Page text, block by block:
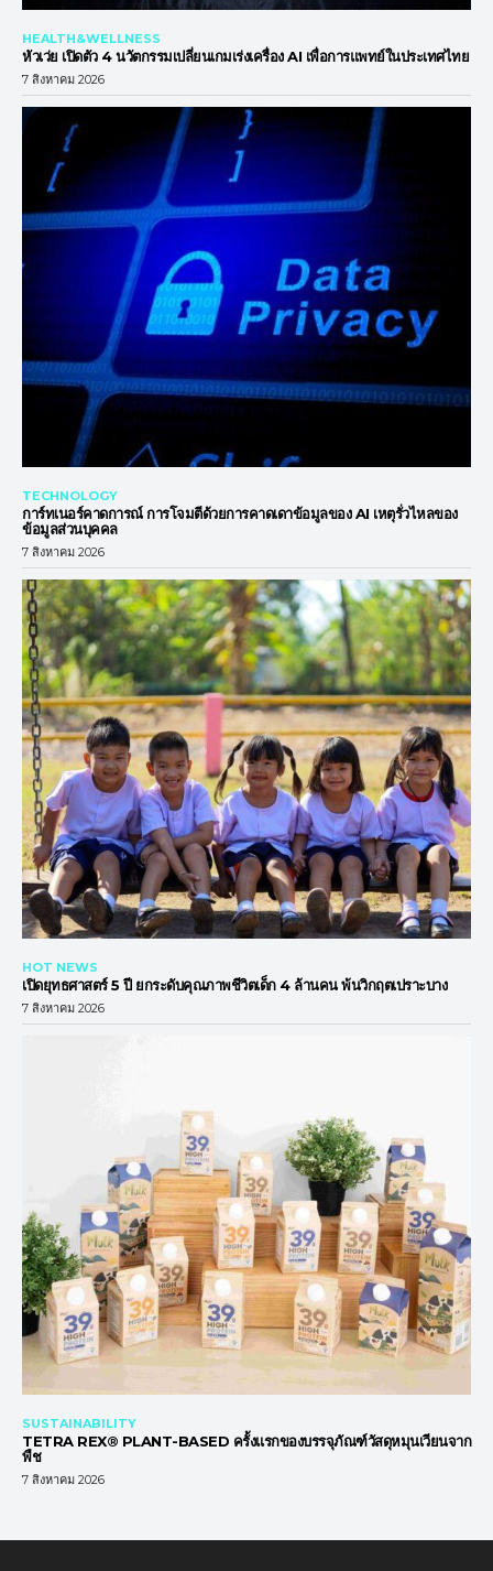
HEALTH&WELLNESS
หัวเว่ย เปิดตัว 4 นวัตกรรมเปลี่ยนเกมเร่งเครื่อง AI เพื่อการแพทย์ในประเทศไทย
7 สิงหาคม 2026
TECHNOLOGY
การ์ทเนอร์คาดการณ์ การโจมตีด้วยการคาดเดาข้อมูลของ AI เหตุรั่วไหลของ
ข้อมูลส่วนบุคคล
7 สิงหาคม 2026
HOT NEWS
เปิดยุทธศาสตร์ 5 ปี ยกระดับคุณภาพชีวิตเด็ก 4 ล้านคน พ้นวิกฤตเปราะบาง
7 สิงหาคม 2026
SUSTAINABILITY
TETRA REX® PLANT-BASED ครั้งแรกของบรรจุภัณฑ์วัสดุหมุนเวียนจาก
พืช
7 สิงหาคม 2026